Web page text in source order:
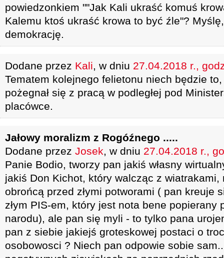
powiedzonkiem ""Jak Kali ukraść komuś
Kalemu ktoś ukraść krowa to być źle"?
demokrację.
Dodane przez Kali, w dniu 27.04.2018 r.,
Tematem kolejnego felietonu niech będzie
pożegnał się z pracą w podległej pod
placówce.
Jałowy moralizm z Rogóźnego .....
Dodane przez Josek, w dniu 27.04.2018 r.,
Panie Bodio, tworzy pan jakiś własny
jakiś Don Kichot, który walcząc z
obrońcą przed złymi potworami ( pan kreuje
złym PIS-em, który jest nota bene popierany
narodu), ale pan się myli - to tylko pana
pan z siebie jakiejś groteskowej postaci o
osobowosci ? Niech pan odpowie sobie